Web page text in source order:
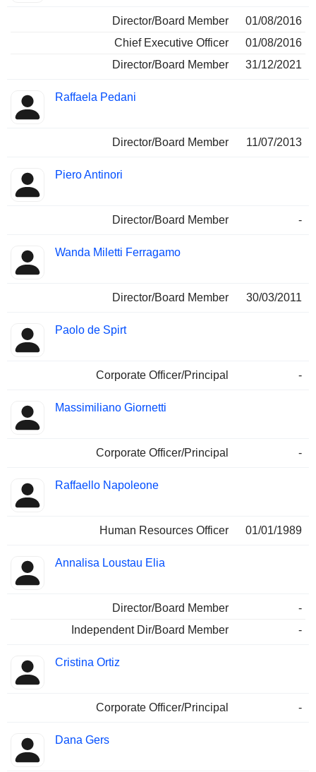
Director/Board Member
01/08/2016
Chief Executive Officer
01/08/2016
Director/Board Member
31/12/2021
Raffaela Pedani
Director/Board Member 11/07/2013
Piero Antinori
Director/Board Member -
Wanda Miletti Ferragamo
Director/Board Member 30/03/2011
Paolo de Spirt
Corporate Officer/Principal -
Massimiliano Giornetti
Corporate Officer/Principal -
Raffaello Napoleone
Human Resources Officer 01/01/1989
Annalisa Loustau Elia
Director/Board Member
-
Independent Dir/Board Member
-
Cristina Ortiz
Corporate Officer/Principal -
Dana Gers